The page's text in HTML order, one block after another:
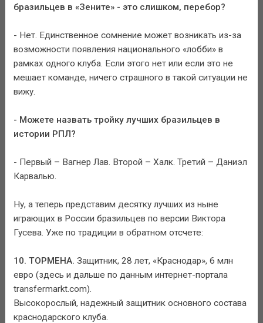
бразильцев в «Зените» - это слишком, перебор?
- Нет. Единственное сомнение может возникать из-за
возможности появления национального «лобби» в
рамках одного клуба. Если этого нет или если это не
мешает команде, ничего страшного в такой ситуации не
вижу.
- Можете назвать тройку лучших бразильцев в
истории РПЛ?
- Первый – Вагнер Лав. Второй – Халк. Третий – Даниэл
Карвалью.
Ну, а теперь представим десятку лучших из ныне
играющих в России бразильцев по версии Виктора
Гусева. Уже по традиции в обратном отсчете:
10. ТОРМЕНА. Защитник, 28 лет, «Краснодар», 6 млн
евро (здесь и дальше по данным интернет-портала
transfermarkt.com).
Высокорослый, надежный защитник основного состава
краснодарского клуба.